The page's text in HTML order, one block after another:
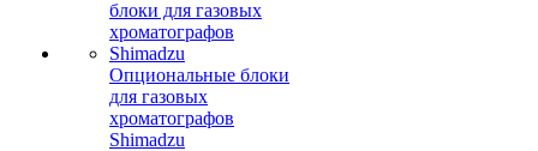
Опциональные блоки
для газовых
хроматографов
Shimadzu